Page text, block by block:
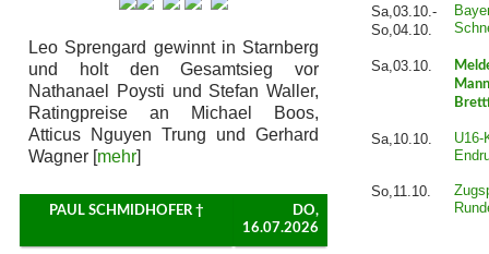
Leo Sprengard gewinnt in Starnberg
und holt den Gesamtsieg vor
Nathanael Poysti und Stefan Waller,
Ratingpreise an Michael Boos,
Atticus Nguyen Trung und Gerhard
Wagner [mehr]
PAUL SCHMIDHOFER †
DO,
16.07.2026
Sa,03.10.-
So,04.10.
Sa,03.10.
Sa,10.10.
U16-
So,11.10.